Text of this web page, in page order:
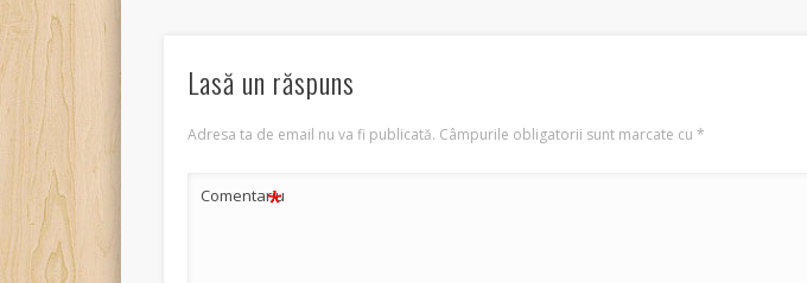
Lasă un răspuns
Adresa ta de email nu va fi publicată. Câmpurile obligatorii sunt marcate cu*
Comentariu
*